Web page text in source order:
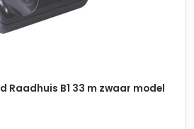
Raadhuis B1 33 m zwaar model